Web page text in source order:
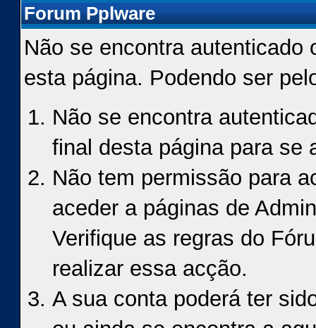
Forum Pplware
Não se encontra autenticado
esta página. Podendo ser
Não se encontra
final desta página para se
Não tem permissão para
aceder a páginas de
Verifique as regras do
realizar essa acção.
A sua conta poderá ter